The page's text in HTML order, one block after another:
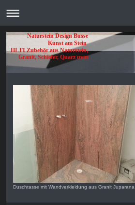
Naturstein Design Busse
Kunst am Stein
HI-FI Zubehör aus Naturstein,
Granit, Schiefer, Quarz uvm
Duschtasse mit Wandverkleidung aus Granit Juparana